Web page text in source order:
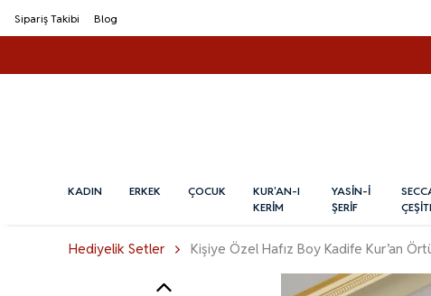
Sipariş Takibi Blog
KADIN ERKEK ÇOCUK
KUR'AN-I
KERİM
YASİN-İ
ŞERİF
Hediyelik Setler Kişiye Özel Hafız Boy Kadife Kur’an